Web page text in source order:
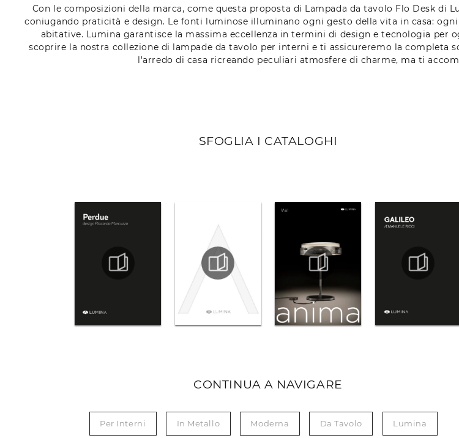
Con le composizioni della marca, come questa proposta di Lampada da tavolo Flo Desk
coniugando praticità e design. Le fonti luminose illuminano ogni gesto della vita in casa:
abitative. Lumina garantisce la massima eccellenza in termini di design e tecnologia
scoprire la nostra collezione di lampade da tavolo per interni e ti assicureremo la completa
l'arredo di casa ricreando peculiari atmosfere di charme, ma ti
SFOGLIA I CATALOGHI
CONTINUA A NAVIGARE
Per Interni In Metallo Moderna Da Tavolo Lumina